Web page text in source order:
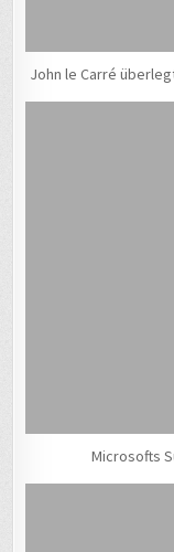
John le Carré
Microsofts